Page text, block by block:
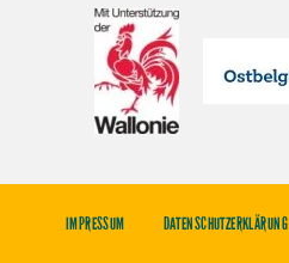
IMPRESSUM DATENSCHUTZERKLÄRUNG